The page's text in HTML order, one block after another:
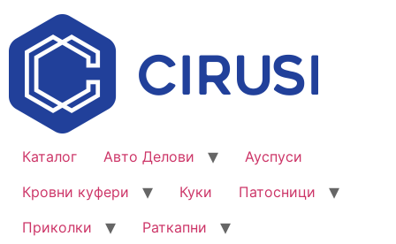
Каталог Авто Делови
Ауспуси
Кровни куфери
Куки
Патосници
Приколки
Раткапни